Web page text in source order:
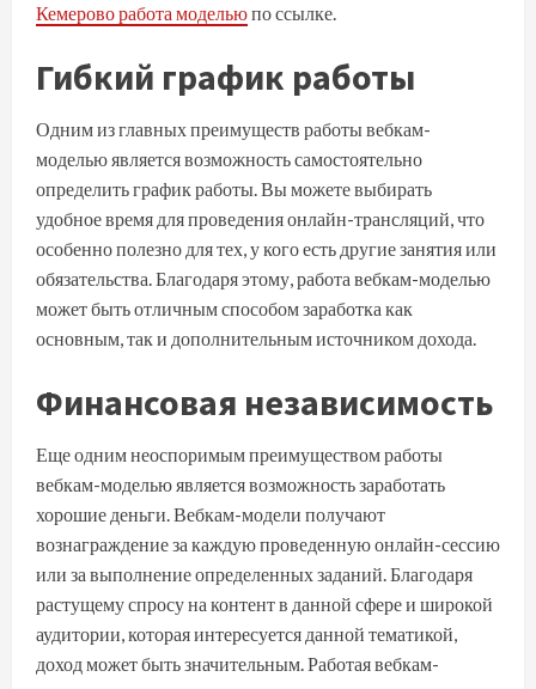
Кемерово работа модельюпо ссылке.
Гибкий график работы
Одним из главных преимуществ работы вебкам-
моделью является возможность самостоятельно
определить график работы. Вы можете выбирать
удобное время для проведения онлайн-трансляций, что
особенно полезно для тех, у кого есть другие занятия или
обязательства. Благодаря этому, работа вебкам-моделью
может быть отличным способом заработка как
основным, так и дополнительным источником дохода.
Финансовая независимость
Еще одним неоспоримым преимуществом работы
вебкам-моделью является возможность заработать
хорошие деньги. Вебкам-модели получают
вознаграждение за каждую проведенную онлайн-сессию
или за выполнение определенных заданий. Благодаря
растущему спросу на контент в данной сфере и широкой
аудитории, которая интересуется данной тематикой,
доход может быть значительным. Работая вебкам-